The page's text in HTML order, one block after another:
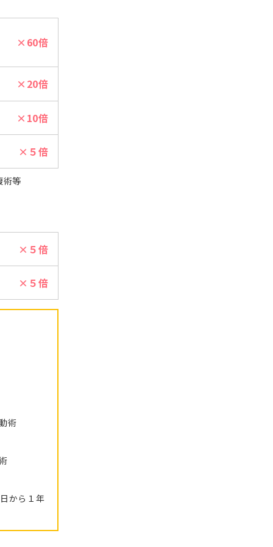
×60倍
×20倍
×10倍
×５倍
術等
×５倍
×５倍
術
から１年